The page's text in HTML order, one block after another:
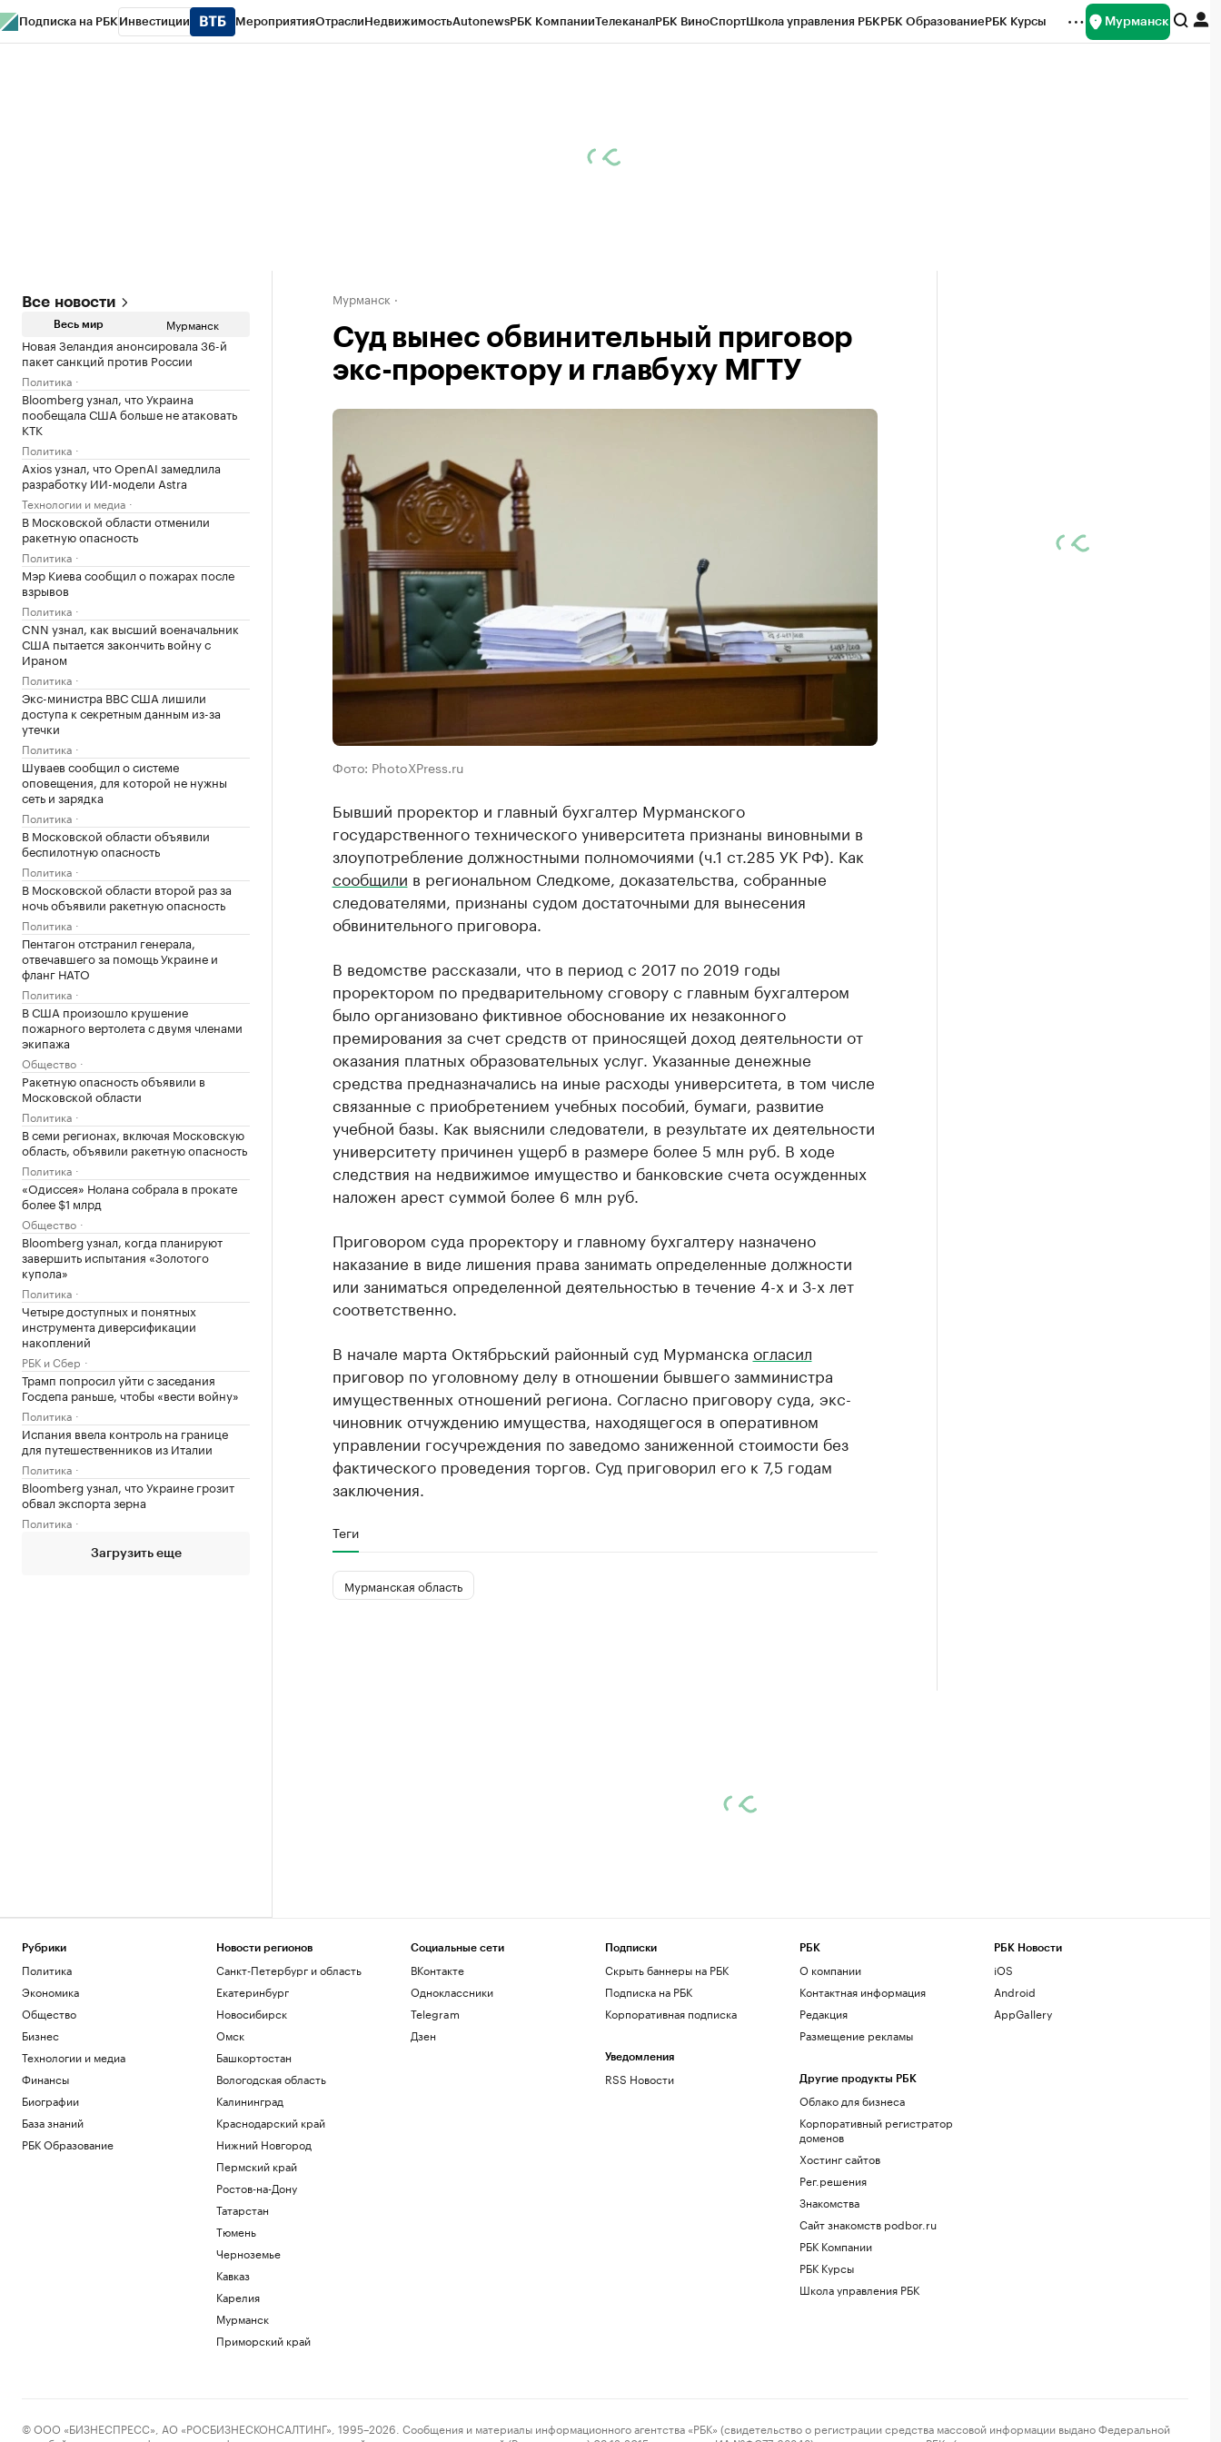
Подписка на РБК Инвестиции МероприятияОтраслиНедвижимостьAutonewsРБК КомпанииТелеканалРБК ВиноСпортШкола управления РБКРБК ОбразованиеРБК Курсы Мурманск
Все новости
Весь мир Мурманск
Новая Зеландия анонсировала 36-й
пакет санкций против России
Политика
Bloomberg узнал, что Украина
пообещала США больше не атаковать
КТК
Политика
Axios узнал, что OpenAI замедлила
разработку ИИ-модели Astra
Технологии и медиа
В Московской области отменили
ракетную опасность
Политика
Мэр Киева сообщил о пожарах после
взрывов
Политика
CNN узнал, как высший военачальник
США пытается закончить войну с
Ираном
Политика
Экс-министра ВВС США лишили
доступа к секретным данным из-за
утечки
Политика
Шуваев сообщил о системе
оповещения, для которой не нужны
сеть и зарядка
Политика
В Московской области объявили
беспилотную опасность
Политика
В Московской области второй раз за
ночь объявили ракетную опасность
Политика
Пентагон отстранил генерала,
отвечавшего за помощь Украине и
фланг НАТО
Политика
В США произошло крушение
пожарного вертолета с двумя членами
экипажа
Общество
Ракетную опасность объявили в
Московской области
Политика
В семи регионах, включая Московскую
область, объявили ракетную опасность
Политика
«Одиссея» Нолана собрала в прокате
более $1 млрд
Общество
Bloomberg узнал, когда планируют
завершить испытания «Золотого
купола»
Политика
Четыре доступных и понятных
инструмента диверсификации
накоплений
РБК и Сбер
Трамп попросил уйти с заседания
Госдепа раньше, чтобы «вести войну»
Политика
Испания ввела контроль на границе
для путешественников из Италии
Политика
Bloomberg узнал, что Украине грозит
обвал экспорта зерна
Политика
Загрузить еще
Мурманск
Суд вынес обвинительный приговор
экс-проректору и главбуху МГТУ
Фото: PhotoXPress.ru
Бывший проректор и главный бухгалтер Мурманского
государственного технического университета признаны виновными в
злоупотребление должностными полномочиями (ч.1 ст.285 УК РФ). Как
сообщили в региональном Следкоме, доказательства, собранные
следователями, признаны судом достаточными для вынесения
обвинительного приговора.
В ведомстве рассказали, что в период с 2017 по 2019 годы
проректором по предварительному сговору с главным бухгалтером
было организовано фиктивное обоснование их незаконного
премирования за счет средств от приносящей доход деятельности от
оказания платных образовательных услуг. Указанные денежные
средства предназначались на иные расходы университета, в том числе
связанные с приобретением учебных пособий, бумаги, развитие
учебной базы. Как выяснили следователи, в результате их деятельности
университету причинен ущерб в размере более 5 млн руб. В ходе
следствия на недвижимое имущество и банковские счета осужденных
наложен арест суммой более 6 млн руб.
Приговором суда проректору и главному бухгалтеру назначено
наказание в виде лишения права занимать определенные должности
или заниматься определенной деятельностью в течение 4-х и 3-х лет
соответственно.
В начале марта Октябрьский районный суд Мурманска огласил
приговор по уголовному делу в отношении бывшего замминистра
имущественных отношений региона. Согласно приговору суда, экс-
чиновник отчуждению имущества, находящегося в оперативном
управлении госучреждения по заведомо заниженной стоимости без
фактического проведения торгов. Суд приговорил его к 7,5 годам
заключения.
Теги
Мурманская область
Рубрики
Политика
Экономика
Общество
Бизнес
Технологии и медиа
Финансы
Биографии
База знаний
РБК Образование
Новости регионов
Санкт-Петербург и область
Екатеринбург
Новосибирск
Омск
Башкортостан
Вологодская область
Калининград
Краснодарский край
Нижний Новгород
Пермский край
Ростов-на-Дону
Татарстан
Тюмень
Черноземье
Кавказ
Карелия
Мурманск
Приморский край
Социальные сети
ВКонтакте
Одноклассники
Telegram
Дзен
Подписки
Скрыть баннеры на РБК
Подписка на РБК
Корпоративная подписка
Уведомления
RSS Новости
РБК
О компании
Контактная информация
Редакция
Размещение рекламы
Другие продукты РБК
Облако для бизнеса
Корпоративный регистратор
доменов
Хостинг сайтов
Рег.решения
Знакомства
Сайт знакомств podbor.ru
РБК Компании
РБК Курсы
Школа управления РБК
РБК Новости
iOS
Android
AppGallery
© ООО «БИЗНЕСПРЕСС», АО «РОСБИЗНЕСКОНСАЛТИНГ», 1995–2026. Сообщения и материалы информационного агентства «РБК» (свидетельство о регистрации средства массовой информации выдано Федеральной